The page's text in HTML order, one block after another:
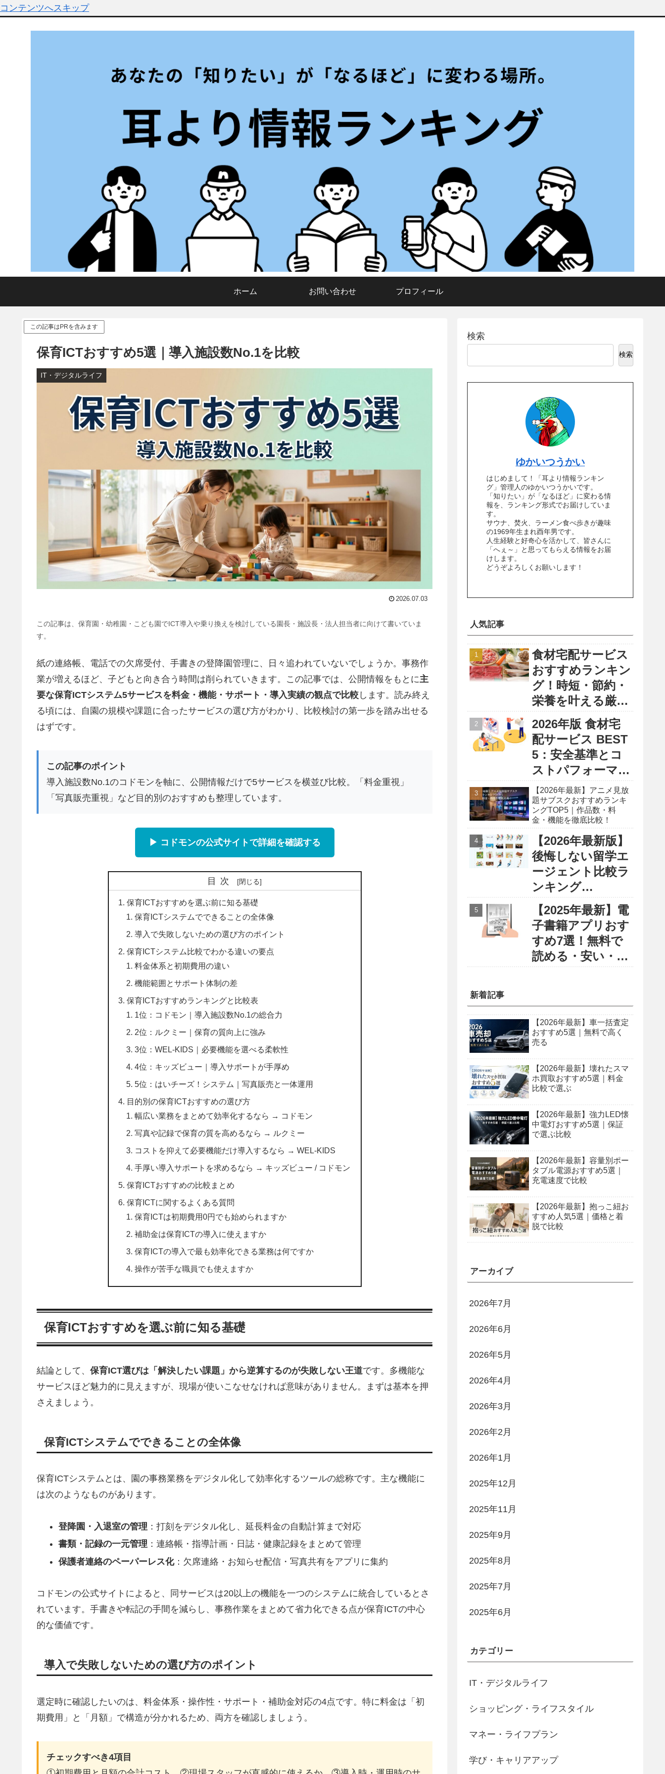
コンテンツへスキップ
ホーム お問い合わせ プロフィール
この記事はPRを含みます
保育ICTおすすめ5選｜導入施設数No.1を比較
IT・デジタルライフ
2026.07.03
この記事は、保育園・幼稚園・こども園でICT導入や乗り換えを検討している園長・施設長・法人担当者に向けて書いていま
す。
紙の連絡帳、電話での欠席受付、手書きの登降園管理に、日々追われていないでしょうか。事務作
業が増えるほど、子どもと向き合う時間は削られていきます。この記事では、公開情報をもとに主
要な保育ICTシステム5サービスを料金・機能・サポート・導入実績の観点で比較 します。読み終え
る頃には、自園の規模や課題に合ったサービスの選び方がわかり、比較検討の第一歩を踏み出せる
はずです。
この記事のポイント
導入施設数No.1のコドモンを軸に、公開情報だけで5サービスを横並び比較。「料金重視」
「写真販売重視」など目的別のおすすめも整理しています。
▶ コドモンの公式サイトで詳細を確認する
目次
保育ICTおすすめを選ぶ前に知る基礎
保育ICTシステムでできることの全体像
導入で失敗しないための選び方のポイント
保育ICTシステム比較でわかる違いの要点
料金体系と初期費用の違い
機能範囲とサポート体制の差
保育ICTおすすめランキングと比較表
1位：コドモン｜導入施設数No.1の総合力
2位：ルクミー｜保育の質向上に強み
3位：WEL-KIDS｜必要機能を選べる柔軟性
4位：キッズビュー｜導入サポートが手厚め
5位：はいチーズ！システム｜写真販売と一体運用
目的別の保育ICTおすすめの選び方
幅広い業務をまとめて効率化するなら → コドモン
写真や記録で保育の質を高めるなら → ルクミー
コストを抑えて必要機能だけ導入するなら → WEL-KIDS
手厚い導入サポートを求めるなら → キッズビュー / コドモン
保育ICTおすすめの比較まとめ
保育ICTに関するよくある質問
保育ICTは初期費用0円でも始められますか
補助金は保育ICTの導入に使えますか
保育ICTの導入で最も効率化できる業務は何ですか
操作が苦手な職員でも使えますか
保育ICTおすすめを選ぶ前に知る基礎
結論として、 保育ICT選びは「解決したい課題」から逆算するのが失敗しない王道です。多機能な
サービスほど魅力的に見えますが、現場が使いこなせなければ意味がありません。まずは基本を押
さえましょう。
保育ICTシステムでできることの全体像
保育ICTシステムとは、園の事務業務をデジタル化して効率化するツールの総称です。主な機能に
は次のようなものがあります。
登降園・入退室の管理 ：打刻をデジタル化し、延長料金の自動計算まで対応
書類・記録の一元管理 ：連絡帳・指導計画・日誌・健康記録をまとめて管理
保護者連絡のペーパーレス化：欠席連絡・お知らせ配信・写真共有をアプリに集約
コドモンの公式サイトによると、同サービスは20以上の機能を一つのシステムに統合しているとさ
れています。手書きや転記の手間を減らし、事務作業をまとめて省力化できる点が保育ICTの中心
的な価値です。
導入で失敗しないための選び方のポイント
選定時に確認したいのは、料金体系・操作性・サポート・補助金対応の4点です。特に料金は「初
期費用」と「月額」で構造が分かれるため、両方を確認しましょう。
チェックすべき4項目
検索
検索
ゆかいつうかい
はじめまして！「耳より情報ランキン
グ」管理人のゆかいつうかいです。
「知りたい」が「なるほど」に変わる情
報を、ランキング形式でお届けしていま
す。
サウナ、焚火、ラーメン食べ歩きが趣味
の1969年生まれ酉年男です。
人生経験と好奇心を活かして、皆さんに
「へぇ～」と思ってもらえる情報をお届
けします。
どうぞよろしくお願いします！
人気記事
食材宅配サービス
おすすめランキン
グ！時短・節約・
栄養を叶える厳選
2026年版 食材宅
配サービス BEST
5：安全基準とコ
ストパフォーマン
ス徹底比較レポー
ト
【2026年最新】アニメ見放
題サブスクおすすめランキ
ングTOP5｜作品数・料
金・機能を徹底比較！
【2026年最新版】
後悔しない留学エ
ージェント比較ラ
ンキング
〜円安・物価高に
負けない賢い留学
選び〜
【2025年最新】電
子書籍アプリおす
すめ7選！無料で
読める・安い・使
新着記事
【2026年最新】車一括査定
おすすめ5選｜無料で高く
売る
【2026年最新】壊れたスマ
ホ買取おすすめ5選｜料金
比較で選ぶ
【2026年最新】強力LED懐
中電灯おすすめ5選｜保証
で選ぶ比較
【2026年最新】容量別ポー
タブル電源おすすめ5選｜
充電速度で比較
【2026年最新】抱っこ紐お
すすめ人気5選｜価格と着
脱で比較
アーカイブ
2026年7月
2026年6月
2026年5月
2026年4月
2026年3月
2026年2月
2026年1月
2025年12月
2025年11月
2025年9月
2025年8月
2025年7月
2025年6月
カテゴリー
IT・デジタルライフ
ショッピング・ライフスタイル
マネー・ライフプラン
学び・キャリアアップ